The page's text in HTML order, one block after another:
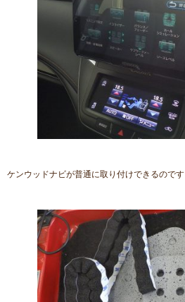
ケンウッドナビが普通に取り付けできるのです